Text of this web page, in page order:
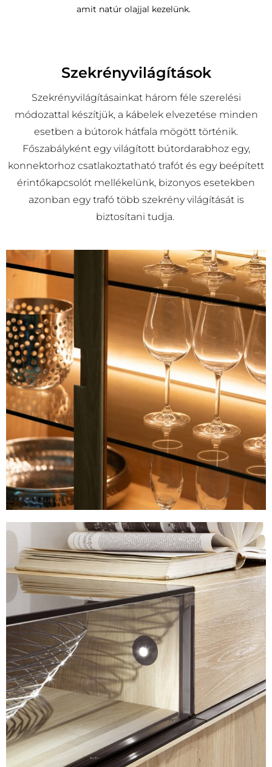
amit natúr olajjal kezelünk.
Szekrényvilágítások
Szekrényvilágításainkat három féle szerelési
módozattal készítjük, a kábelek elvezetése minden
esetben a bútorok hátfala mögött történik.
Főszabályként egy világított bútordarabhoz egy,
konnektorhoz csatlakoztatható trafót és egy beépített
érintőkapcsolót mellékelünk, bizonyos esetekben
azonban egy trafó több szekrény világítását is
biztosítani tudja.